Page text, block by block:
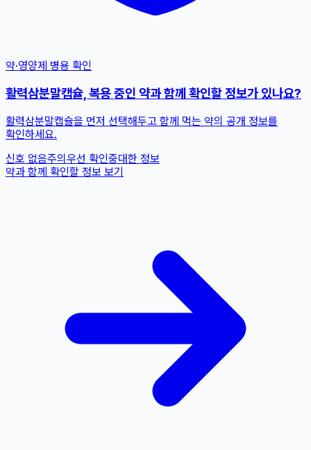
약·영양제 병용 확인
활력삼분말캡슐, 복용 중인 약과 함께 확인할 정보가 있나요?
활력삼분말캡슐을 먼저 선택해두고 함께 먹는 약의 공개 정보를
확인하세요.
신호 없음주의 우선 확인중대한 정보
약과 함께 확인할 정보 보기